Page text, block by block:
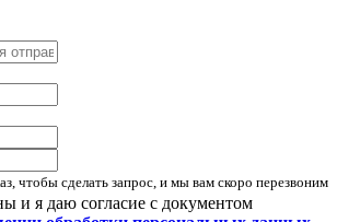
чтобы сделать запрос, и мы вам скоро перезвоним
и я даю согласие с документом